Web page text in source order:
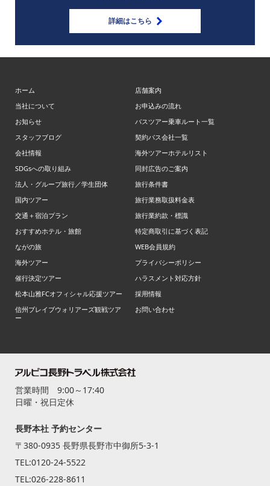
詳細はこちら
ホーム
当社について
お知らせ
スタッフブログ
会社情報
SDGsへの取り組み
法人・グループ旅行／学生団体
国内ツアー
交通＋宿泊プラン
おすすめホテル・旅館
ながの旅
海外ツアー
催行決定ツアー
松本山雅FCオフィシャル応援ツアー
信州ブレイブウォリアーズ観戦ツア
ー
店舗案内
お申込みの流れ
バスツアー乗車ルート一覧
契約バス会社一覧
海外ツアーホテルリスト
同封広告のご案内
旅行条件書
旅行業務取扱料金表
旅行業約款・標識
特定商取引に基づく表記
WEB会員規約
プライバシーポリシー
ハラスメント対応方針
採用情報
お問い合わせ
営業時間 9:00～17:40
日曜・祝日定休
長野本社 予約センター
〒380-0935 長野県長野市中御所5-3-1
TEL:0120-24-5522
TEL:026-228-8611